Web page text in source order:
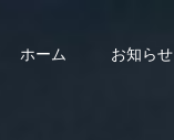
ホーム お知らせ